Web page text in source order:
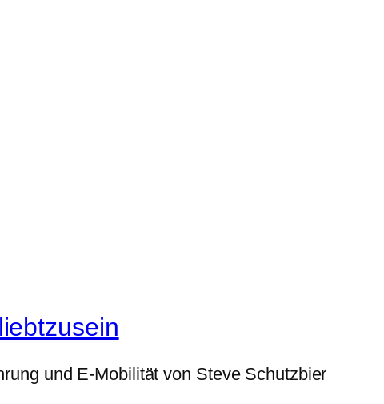
und E-Mobilität von Steve Schutzbier